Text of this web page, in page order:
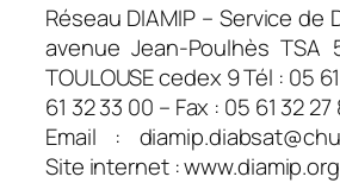
Réseau DIAMIP – Service de
avenue Jean-Poulhès TSA
TOULOUSE cedex 9 Tél : 05
61 32 33 00 – Fax : 05 61 32 27
Email :
Site internet : www.diamip.org